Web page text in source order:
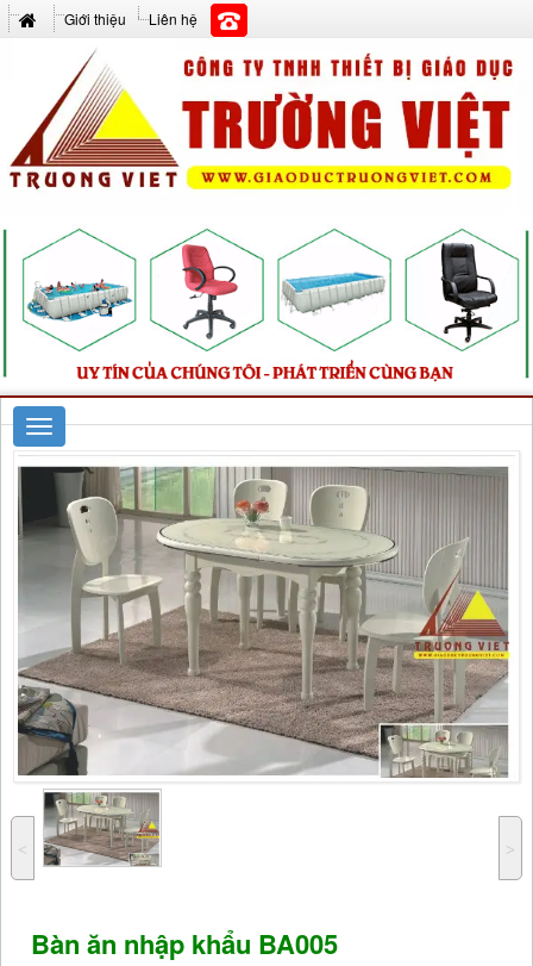
Giới thiệu Liên hệ
˂ ˃
Bàn ăn nhập khẩu BA005